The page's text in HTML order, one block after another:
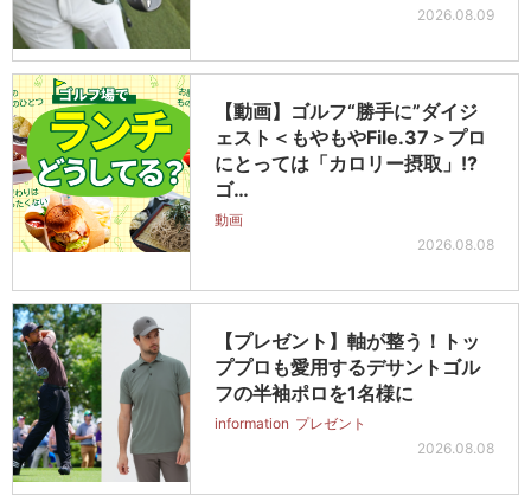
2026.08.09
【動画】ゴルフ“勝手に”ダイジ
ェスト＜もやもやFile.37＞プロ
にとっては「カロリー摂取」!?
ゴ…
動画
2026.08.08
【プレゼント】軸が整う！トッ
ププロも愛用するデサントゴル
フの半袖ポロを1名様に
information プレゼント
2026.08.08